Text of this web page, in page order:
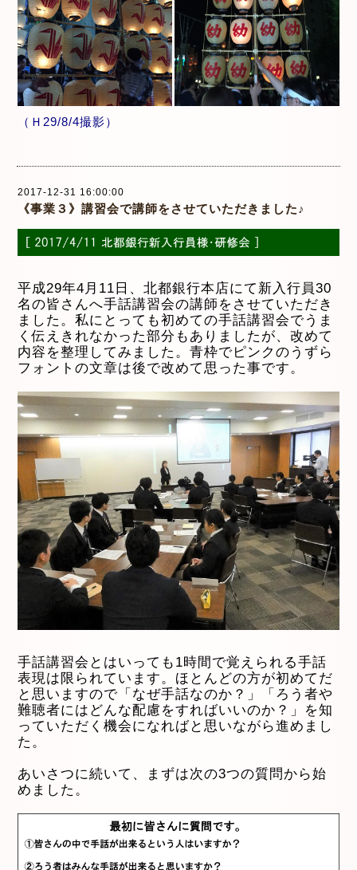
（Ｈ29/8/4撮影）
2017-12-31 16:00:00
《事業３》講習会で講師をさせていただきました♪
平成29年4月11日、北都銀行本店にて新入行員30
名の皆さんへ手話講習会の講師をさせていただき
ました。私にとっても初めての手話講習会でうま
く伝えきれなかった部分もありましたが、改めて
内容を整理してみました。青枠でピンクのうずら
フォントの文章は後で改めて思った事です。
手話講習会とはいっても1時間で覚えられる手話
表現は限られています。ほとんどの方が初めてだ
と思いますので「なぜ手話なのか？」「ろう者や
難聴者にはどんな配慮をすればいいのか？」を知
っていただく機会になればと思いながら進めまし
た。
あいさつに続いて、まずは次の3つの質問から始
めました。